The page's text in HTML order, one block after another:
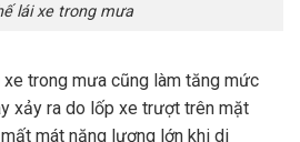
lái xe trong mưa
xe trong mưa cũng làm tăng mức
xảy ra do lốp xe trượt trên mặt
mát năng lượng lớn khi di